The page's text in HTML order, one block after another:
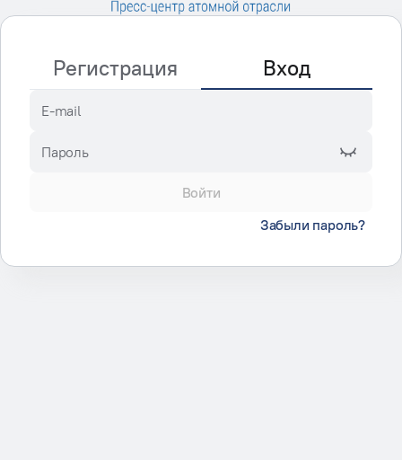
Регистрация Вход
E-mail
Пароль
Войти
Забыли пароль?